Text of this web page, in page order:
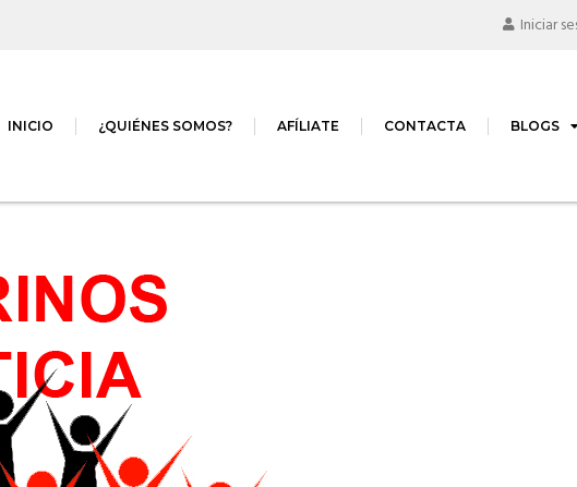
Iniciar
INICIO ¿QUIÉNES SOMOS? AFÍLIATE CONTACTA BLOGS